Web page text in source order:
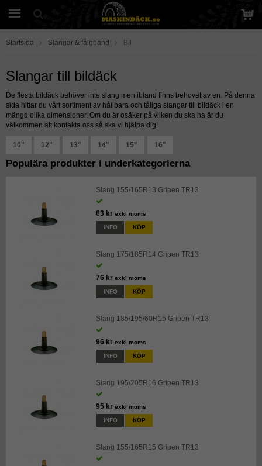
Startsida Slangar & fälgband Bil
Slangar till bildäck
De flesta bildäck behöver inte slang men ibland finns behovet av en. På denna
sida hittar du vårt sortiment av hållbara och tåliga slangar till bildäck i en
mängd olika dimensioner. Om du är osäker på vilken du ska ha är du
välkommen att kontakta oss så ska vi hjälpa dig!
10" 12" 13" 14" 15" 16"
Populära produkter i underkategorierna
Slang 155/165R13 Gripen TR13
63 kr exkl moms
INFO KÖP
Slang 175/185R14 Gripen TR13
76 kr exkl moms
INFO KÖP
Slang 185/195/60R15 Gripen TR13
96 kr exkl moms
INFO KÖP
Slang 195/205R16 Gripen TR13
95 kr exkl moms
INFO KÖP
Slang 155/165R15 Gripen TR13